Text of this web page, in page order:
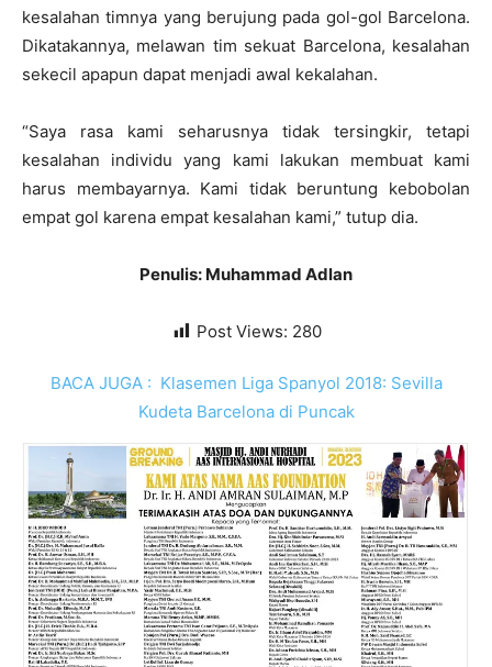
kesalahan timnya yang berujung pada gol-gol Barcelona.
Dikatakannya, melawan tim sekuat Barcelona, kesalahan
sekecil apapun dapat menjadi awal kekalahan.
“Saya rasa kami seharusnya tidak tersingkir, tetapi
kesalahan individu yang kami lakukan membuat kami
harus membayarnya. Kami tidak beruntung kebobolan
empat gol karena empat kesalahan kami,” tutup dia.
Penulis: Muhammad Adlan
Post Views: 280
BACA JUGA : Klasemen Liga Spanyol 2018: Sevilla
Kudeta Barcelona di Puncak